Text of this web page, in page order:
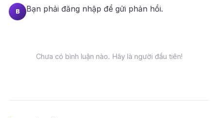
B Bạn phải đăng nhập để gửi phản hồi.
Chưa có bình luận nào. Hãy là người đầu tiên!